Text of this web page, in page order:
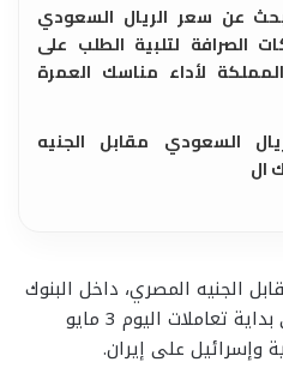
عن سعر الريال السعودي
الصرافة لتلبية الطلب على
لأداء مناسك العمرة
السعودي مقابل الجنيه
ال
الجنيه المصري، داخل البنوك
المصرية وشركات الصرافة، في بداية تعاملات اليوم 3 مايو